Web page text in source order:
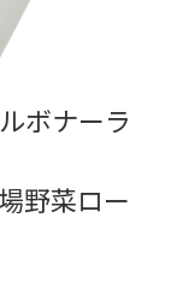
ボナーラ
野菜ロー